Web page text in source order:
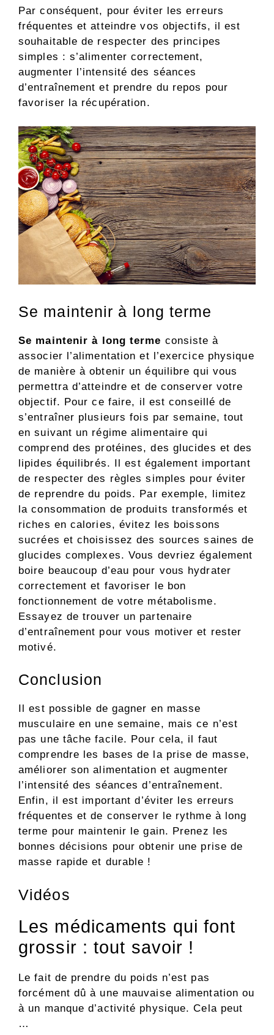
Par conséquent, pour éviter les erreurs
fréquentes et atteindre vos objectifs, il est
souhaitable de respecter des principes
simples : s’alimenter correctement,
augmenter l’intensité des séances
d’entraînement et prendre du repos pour
favoriser la récupération.
Se maintenir à long terme
Se maintenir à long terme consiste à
associer l’alimentation et l’exercice physique
de manière à obtenir un équilibre qui vous
permettra d’atteindre et de conserver votre
objectif. Pour ce faire, il est conseillé de
s’entraîner plusieurs fois par semaine, tout
en suivant un régime alimentaire qui
comprend des protéines, des glucides et des
lipides équilibrés. Il est également important
de respecter des règles simples pour éviter
de reprendre du poids. Par exemple, limitez
la consommation de produits transformés et
riches en calories, évitez les boissons
sucrées et choisissez des sources saines de
glucides complexes. Vous devriez également
boire beaucoup d’eau pour vous hydrater
correctement et favoriser le bon
fonctionnement de votre métabolisme.
Essayez de trouver un partenaire
d’entraînement pour vous motiver et rester
motivé.
Conclusion
Il est possible de gagner en masse
musculaire en une semaine, mais ce n’est
pas une tâche facile. Pour cela, il faut
comprendre les bases de la prise de masse,
améliorer son alimentation et augmenter
l’intensité des séances d’entraînement.
Enfin, il est important d’éviter les erreurs
fréquentes et de conserver le rythme à long
terme pour maintenir le gain. Prenez les
bonnes décisions pour obtenir une prise de
masse rapide et durable !
Vidéos
Les médicaments qui font
grossir : tout savoir !
Le fait de prendre du poids n’est pas
forcément dû à une mauvaise alimentation ou
à un manque d’activité physique. Cela peut
…